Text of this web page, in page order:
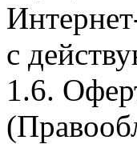
с
1.6.